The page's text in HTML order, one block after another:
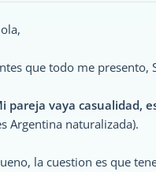
que todo me presento,
pareja vaya casualidad,
Argentina naturalizada).
la cuestion es que